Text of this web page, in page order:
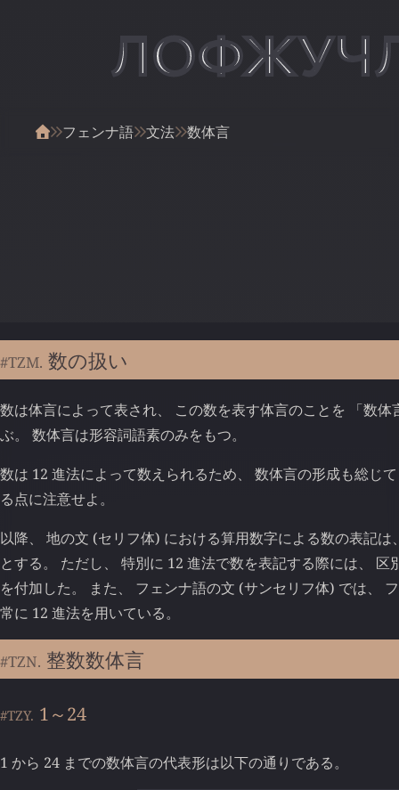
フェンナ語 文法 数体言
#TZM. 数の扱い
数は体言によって表され、 この数を表す体言のことを 「数体
ぶ。 数体言は形容詞語素のみをもつ。
数は 12 進法によって数えられるため、 数体言の形成も総じ
る点に注意せよ。
以降、 地の文 (セリフ体) における算用数字による数の表記は
とする。 ただし、 特別に 12 進法で数を表記する際には、 区
を付加した。 また、 フェンナ語の文 (サンセリフ体) では、
常に 12 進法を用いている。
#TZN. 整数数体言
#TZY. 1～24
1 から 24 までの数体言の代表形は以下の通りである。